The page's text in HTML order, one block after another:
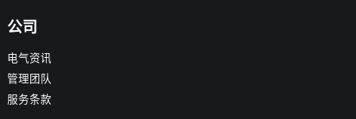
公司
电气资讯
管理团队
服务条款